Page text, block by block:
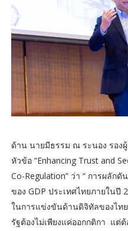
ด้าน นายมีธรรม ณ ระนอง รอง
หัวข้อ “Enhancing Trust and
Co-Regulation” ว่า “ การผลัก
ของ GDP ประเทศไทยภายใน
ในการแข่งขันด้านดิจิทัลของไ
รัฐต้องไม่เพียงแค่ออกกติกา แต่